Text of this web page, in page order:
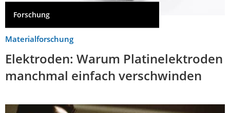
Forschung
Materialforschung
Elektroden: Warum Platinelektroden
manchmal einfach verschwinden